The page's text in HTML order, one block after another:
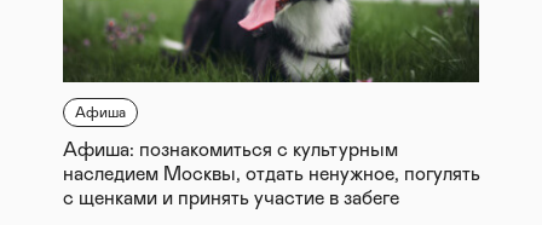
Афиша
Афиша: познакомиться с культурным
наследием Москвы, отдать ненужное, погулять
с щенками и принять участие в забеге